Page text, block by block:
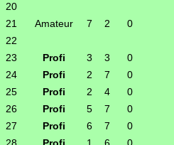
20
21 Amateur 7 2 0
22
23 Profi 3 3 0
24 Profi 2 7 0
25 Profi 2 4 0
26 Profi 5 7 0
27 Profi 6 7 0